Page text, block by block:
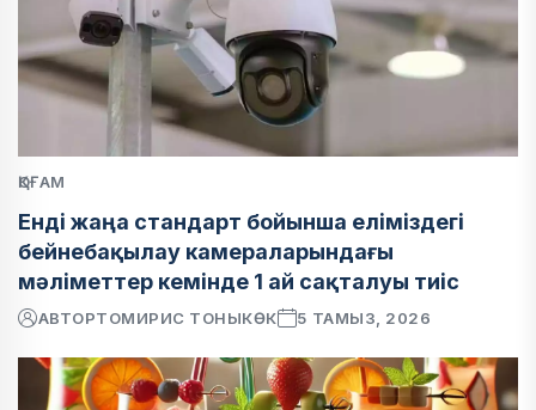
ҚОҒАМ
Енді жаңа стандарт бойынша еліміздегі
бейнебақылау камераларындағы
мәліметтер кемінде 1 ай сақталуы тиіс
АВТОРТОМИРИС ТОНЫКӨК 5 ТАМЫЗ, 2026